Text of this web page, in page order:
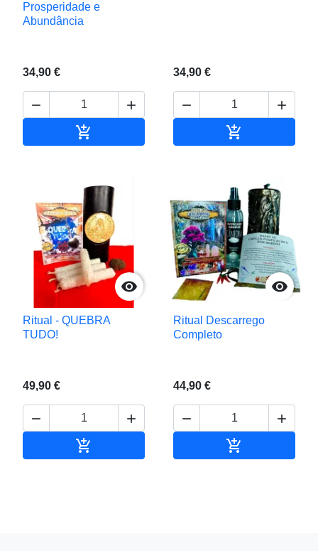
Prosperidade e
Abundância
34,90 €
 

34,90 €
 


Ritual - QUEBRA
TUDO!
49,90 €
 


Ritual Descarrego
Completo
44,90 €
 
